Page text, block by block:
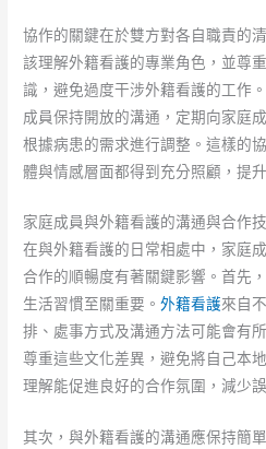
協作的關鍵在於雙方對各自職責的
該理解外籍看護的專業角色，並尊
識，避免過度干涉外籍看護的工作
成員保持開放的溝通，定期向家庭
根據病患的需求進行調整。這樣的
體與情感層面都得到充分照顧，提
家庭成員與外籍看護的溝通與合作
在與外籍看護的日常相處中，家庭
合作的順暢度有著關鍵影響。首先
生活習慣至關重要。外籍看護來自
排、處事方式及溝通方法可能會有
尊重這些文化差異，避免將自己本
理解能促進良好的合作氛圍，減少
其次，與外籍看護的溝通應保持簡